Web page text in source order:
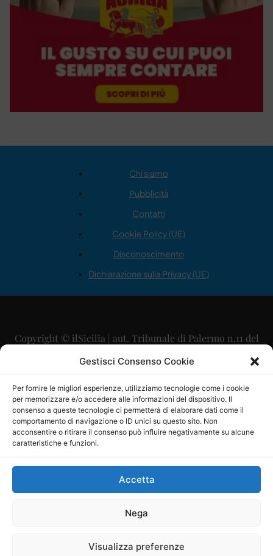
Gestisci Consenso Cookie
Per fornire le migliori esperienze, utilizziamo tecnologie come i cookie
per memorizzare e/o accedere alle informazioni del dispositivo. Il
consenso a queste tecnologie ci permetterà di elaborare dati come il
comportamento di navigazione o ID unici su questo sito. Non
acconsentire o ritirare il consenso può influire negativamente su alcune
caratteristiche e funzioni.
Accetta
Nega
Visualizza preferenze
Chi siamo
Pubblicità
Contatti
Cookie Policy (UE)
Disconoscimento
Dichiarazione sulla Privacy (UE)
Copyright © ilSicilia | aut. Tribunale di Palermo n.11 del
29/09/2015
Direttore Editoriale: Maurizio Scaglione
Direttore Responsabile: Maria Calabrese
P.IVA: 06334930820
Mercurio Comunicazione Società Cooperativa a r.l. è
iscritta al Registro degli Operatori di Comunicazione al
Sito gestito daLa Digitale srl–info@ladigitale.it